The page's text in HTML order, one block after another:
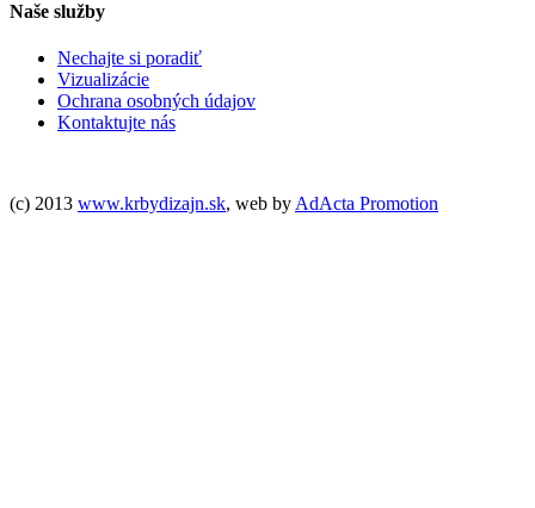
Naše služby
Nechajte si poradiť
Vizualizácie
Ochrana osobných údajov
Kontaktujte nás
(c) 2013 www.krbydizajn.sk, web byAdActa Promotion